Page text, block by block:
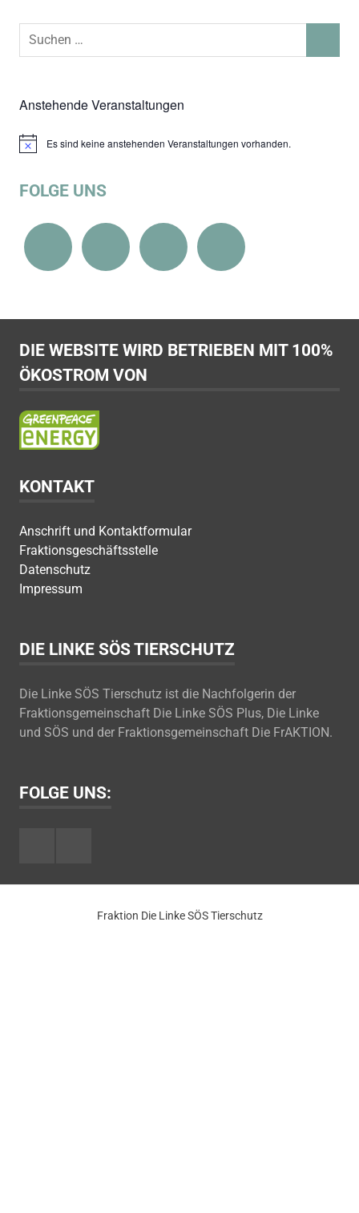
Suchen
Anstehende Veranstaltungen
HinweisEs sind keine anstehenden Veranstaltungen vorhanden.
FOLGE UNS
DIE WEBSITE WIRD BETRIEBEN MIT 100%
ÖKOSTROM VON
KONTAKT
Anschrift und Kontaktformular
Fraktionsgeschäftsstelle
Datenschutz
Impressum
DIE LINKE SÖS TIERSCHUTZ
Die Linke SÖS Tierschutz ist die Nachfolgerin der
Fraktionsgemeinschaft Die Linke SÖS Plus, Die Linke
und SÖS und der Fraktionsgemeinschaft Die FrAKTION.
FOLGE UNS:
Fraktion Die Linke SÖS Tierschutz